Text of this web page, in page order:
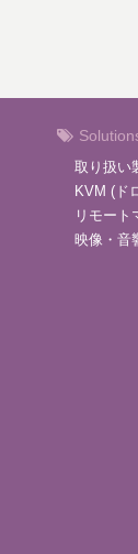
取り扱い
KVM (ド
リモート
映像・音